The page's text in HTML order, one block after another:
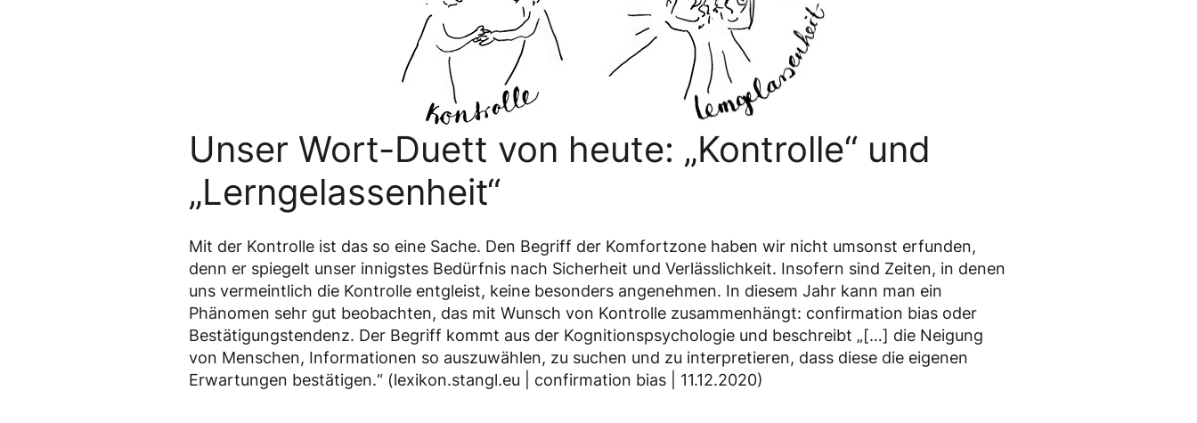
Unser Wort-Duett von heute: „Kontrolle“ und
„Lerngelassenheit“
Mit der Kontrolle ist das so eine Sache. Den Begriff der Komfortzone haben wir nicht umsonst erfunden,
denn er spiegelt unser innigstes Bedürfnis nach Sicherheit und Verlässlichkeit. Insofern sind Zeiten, in denen
uns vermeintlich die Kontrolle entgleist, keine besonders angenehmen. In diesem Jahr kann man ein
Phänomen sehr gut beobachten, das mit Wunsch von Kontrolle zusammenhängt: confirmation bias oder
Bestätigungstendenz. Der Begriff kommt aus der Kognitionspsychologie und beschreibt „[…] die Neigung
von Menschen, Informationen so auszuwählen, zu suchen und zu interpretieren, dass diese die eigenen
Erwartungen bestätigen.“ (lexikon.stangl.eu | confirmation bias | 11.12.2020)